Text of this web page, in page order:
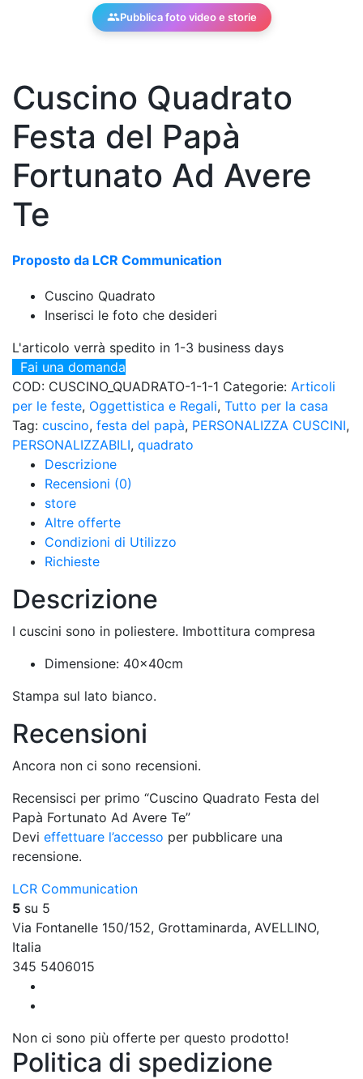
Pubblica foto video e storie
Cuscino Quadrato
Festa del Papà
Fortunato Ad Avere
Te
Proposto da LCR Communication
Cuscino Quadrato
Inserisci le foto che desideri
L'articolo verrà spedito in 1-3 business days
Fai una domanda
COD: CUSCINO_QUADRATO-1-1-1 Categorie: Articoli
per le feste, Oggettistica e Regali, Tutto per la casa
Tag: cuscino, festa del papà, PERSONALIZZA CUSCINI,
PERSONALIZZABILI, quadrato
Descrizione
Recensioni (0)
store
Altre offerte
Condizioni di Utilizzo
Richieste
Descrizione
I cuscini sono in poliestere. Imbottitura compresa
Dimensione: 40x40cm
Stampa sul lato bianco.
Recensioni
Ancora non ci sono recensioni.
Recensisci per primo “Cuscino Quadrato Festa del
Papà Fortunato Ad Avere Te”
Devi effettuare l’accesso per pubblicare una
recensione.
LCR Communication
5 su 5
Via Fontanelle 150/152, Grottaminarda, AVELLINO,
Italia
345 5406015
Non ci sono più offerte per questo prodotto!
Politica di spedizione